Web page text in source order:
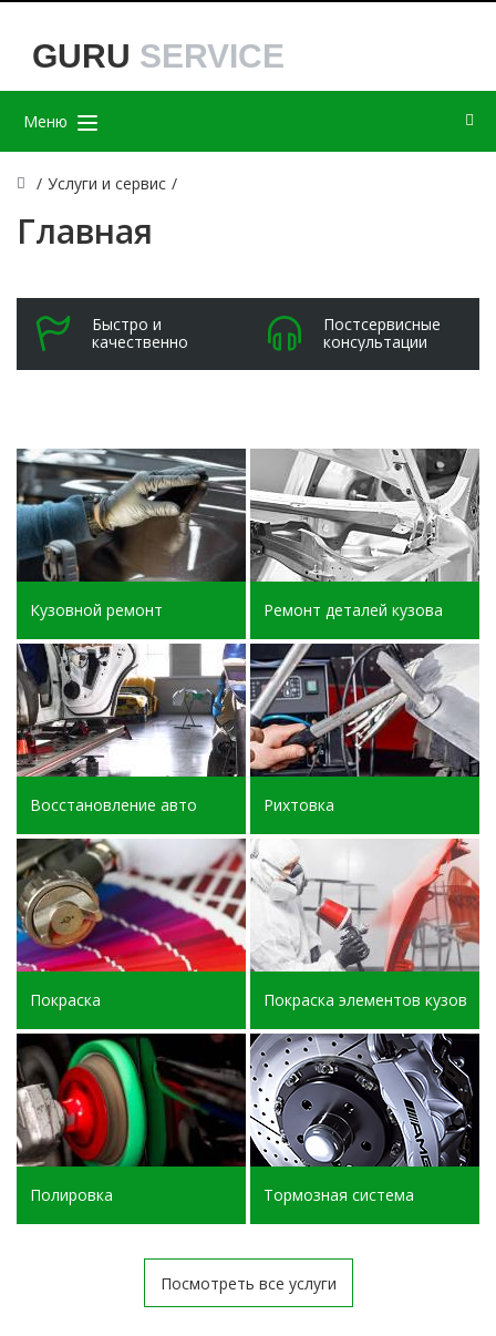
GURU SERVICE
Меню
/ Услуги и сервис /
Главная
Быстро и
качественно
Постсервисные
консультации
Кузовной ремонт Ремонт деталей кузова
Восстановление авто Рихтовка
Покраска Покраска элементов кузова
Полировка Тормозная система
Посмотреть все услуги